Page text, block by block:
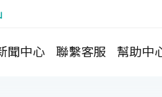
聞中心 聯繫客服 幫助中